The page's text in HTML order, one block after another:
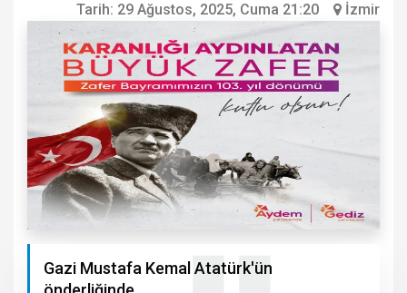
Tarih: 29 Ağustos, 2025, Cuma 21:20 İzmir
Gazi Mustafa Kemal Atatürk'ün